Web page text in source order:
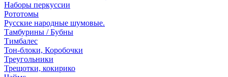
Наборы перкуссии
Рототомы
Русские народные шумовые.
Тамбурины / Бубны
Тимбалес
Тон-блоки, Коробочки
Треугольники
Трещотки, кокирико